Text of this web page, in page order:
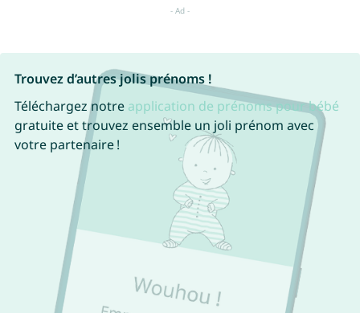
Trouvez d’autres jolis prénoms !
Téléchargez notre application de prénoms pour bébé
gratuite et trouvez ensemble un joli prénom avec
votre partenaire !